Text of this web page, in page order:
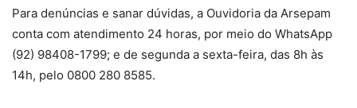
Para denúncias e sanar dúvidas, a Ouvidoria da Arsepam
conta com atendimento 24 horas, por meio do WhatsApp
(92) 98408-1799; e de segunda a sexta-feira, das 8h às
14h, pelo 0800 280 8585.